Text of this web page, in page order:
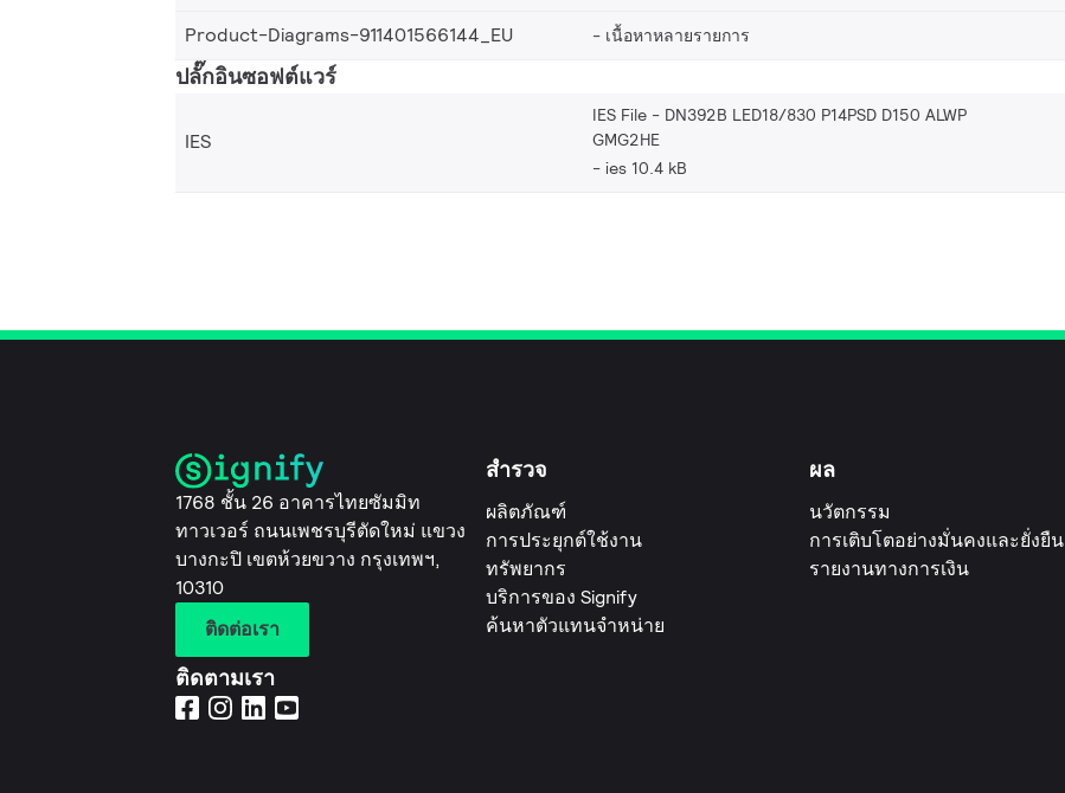
Product-Diagrams-911401566144_EU
เนื้อหาหลายรายการ
ปลั๊กอินซอฟต์แวร์
IES
IES File - DN392B LED18/830 P14PSD D150 ALWP
GMG2HE
ies 10.4 kB
1768 ชั้น 26 อาคารไทยซัมมิท
ทาวเวอร์ ถนนเพชรบุรีตัดใหม่ แขวง
บางกะปิ เขตห้วยขวาง กรุงเทพฯ,
10310
ติดต่อเรา
ติดตามเรา
สำรวจ
ผลิตภัณฑ์
การประยุกต์ใช้งาน
ทรัพยากร
บริการของ Signify
ค้นหาตัวแทนจำหน่าย
ผล
นวัตกรรม
การเติบโตอย่างมั่นคงและยั่งยืน
รายงานทางการเงิน